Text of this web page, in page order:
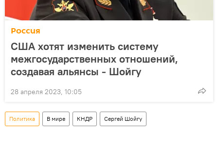
Россия
США хотят изменить систему
межгосударственных отношений,
создавая альянсы - Шойгу
28 апреля 2023, 10:05
Политика В мире КНДР Сергей Шойгу